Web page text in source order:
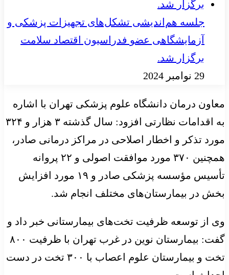
جلسه هم‌اندیشی تشکل‌های تجهیزات پزشکی و
آزمایشگاهی عضو فدراسیون اقتصاد سلامت
برگزار شد.
29 نوامبر 2024
معاون درمان دانشگاه علوم پزشکی تهران با اشاره
به اقدامات نظارتی افزود: سال گذشته ۳ هزار و ۳۲۴
مورد تذکر و اخطار اصلاحی در مراکز درمانی صادر،
همچنین ۳۷۰ مورد موافقت اصولی و ۲۲ پروانه
تأسیس مؤسسه پزشکی صادر و ۱۹ مورد افزایش
بخش در بیمارستان‌های مختلف انجام شد.
وی از توسعه ظرفیت تخت‌های بیمارستانی خبر داد و
گفت: بیمارستان نوین در غرب تهران با ظرفیت ۸۰۰
تخت و بیمارستان علوم اعصاب با ۳۰۰ تخت در دست